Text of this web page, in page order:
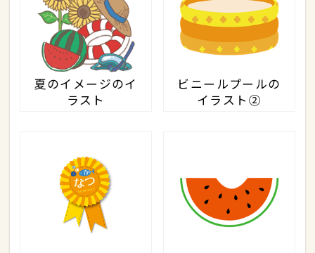
夏のイメージのイ
ラスト
ビニールプールの
イラスト②